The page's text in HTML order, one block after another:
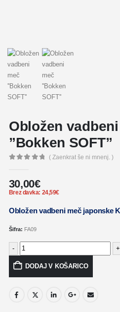
Obložen
”Bokken SOFT”
( Zaenkrat še ni mnenj. )
30,00€
Brez davka: 24,59€
Obložen vadbeni meč japonske
Šifra: FA09
- +
DODAJ V KOŠARICO